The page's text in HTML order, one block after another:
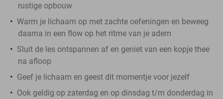
rustige opbouw
Warm je lichaam op met zachte oefeningen en beweeg
daarna in een flow op het ritme van je adem
Sluit de les ontspannen af en geniet van een kopje thee
na afloop
Geef je lichaam en geest dit momentje voor jezelf
Ook geldig op zaterdag en op dinsdag t/m donderdag in